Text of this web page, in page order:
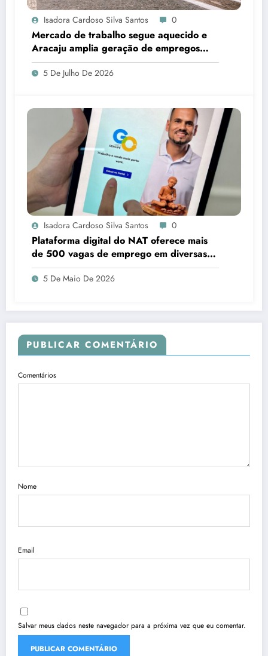
Isadora Cardoso Silva Santos 0
Mercado de trabalho segue aquecido e
Aracaju amplia geração de empregos
formais
5 De Julho De 2026
Isadora Cardoso Silva Santos 0
Plataforma digital do NAT oferece mais
de 500 vagas de emprego em diversas
áreas em Sergipe
5 De Maio De 2026
PUBLICAR COMENTÁRIO
Comentários
Nome
Email
Salvar meus dados neste navegador para a próxima vez que eu comentar.